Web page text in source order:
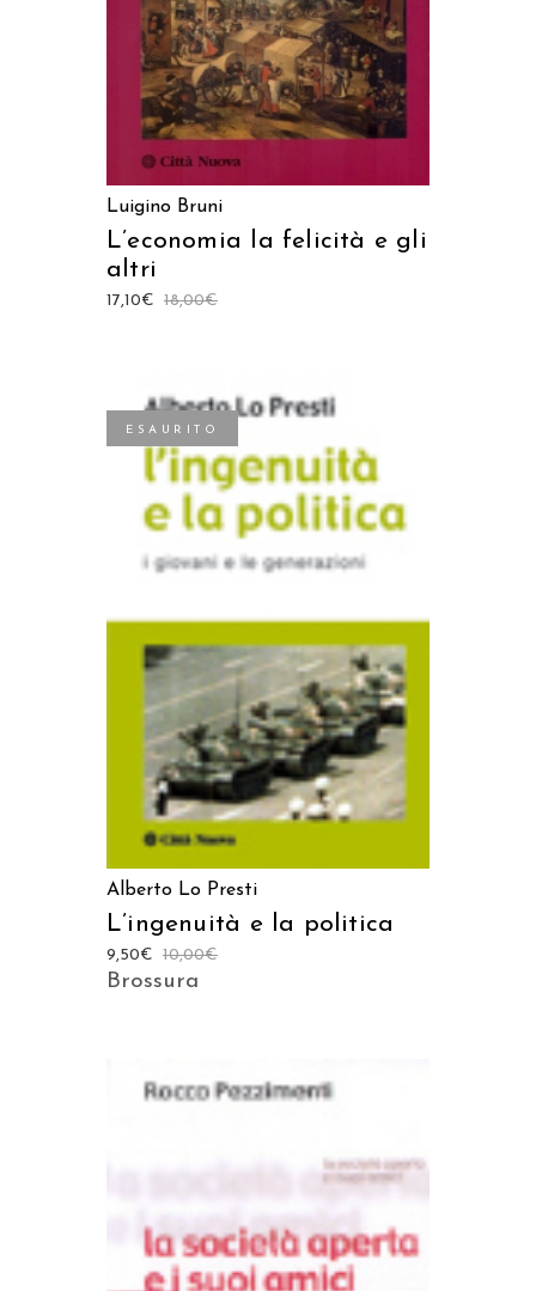
Luigino Bruni
L’economia la felicità e gli
altri
18,00€
17,10€
ESAURITO
LEGGI TUTTO
Alberto Lo Presti
L’ingenuità e la politica
10,00€
9,50€
Brossura